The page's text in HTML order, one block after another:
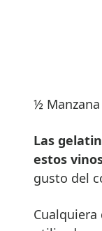
½ Manzana
Las
estos
gusto del